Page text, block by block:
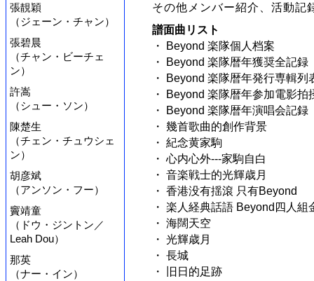
張靚穎
（ジェーン・チャン）
張碧晨
（チャン・ビーチェ
ン）
許嵩
（シュー・ソン）
陳楚生
（チェン・チュウシェ
ン）
胡彦斌
（アンソン・フー）
竇靖童
（ドウ・ジントン／
Leah Dou）
那英
（ナー・イン）
その他メンバー紹介、活動記
譜面曲リスト
・ Beyond 楽隊個人档案
・ Beyond 楽隊暦年獲奨全記録
・ Beyond 楽隊暦年発行専輯列
・ Beyond 楽隊暦年参加電影拍
・ Beyond 楽隊暦年演唱会記録
・ 幾首歌曲的創作背景
・ 紀念黄家駒
・ 心内心外---家駒自白
・ 音楽戦士的光輝歳月
・ 香港没有揺滾 只有Beyond
・ 楽人経典話語 Beyond四人組
・ 海闊天空
・ 光輝歳月
・ 長城
・ 旧日的足跡